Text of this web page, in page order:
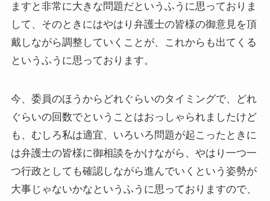
ますと非常に大きな問題だというふうに思っておりま
して、そのときにはやはり弁護士の皆様の御意見を頂
戴しながら調整していくことが、これからも出てくる
というふうに思っております。
今、委員のほうからどれぐらいのタイミングで、どれ
ぐらいの回数でということはおっしゃられましたけど
も、むしろ私は適宜、いろいろ問題が起こったときに
は弁護士の皆様に御相談をかけながら、やはり一つ一
つ行政としても確認しながら進んでいくという姿勢が
大事じゃないかなというふうに思っておりますので、